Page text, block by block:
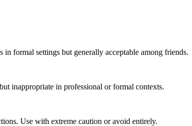
formal settings but generally acceptable among friends.
inappropriate in professional or formal contexts.
Use with extreme caution or avoid entirely.